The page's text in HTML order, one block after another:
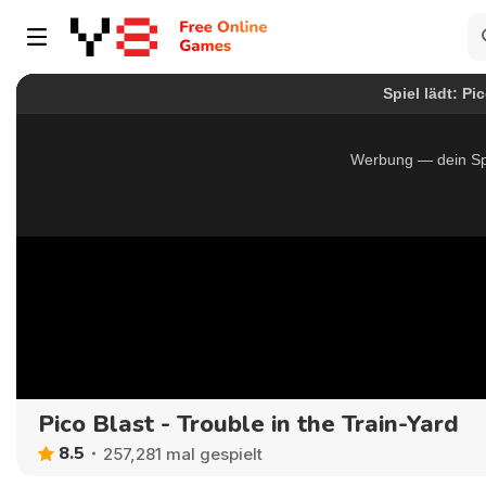
Pico Blast - Trouble in the Train-Yard
8.5 257,281 mal gespielt